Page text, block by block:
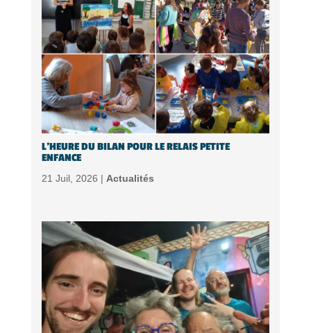
L’HEURE DU BILAN POUR LE RELAIS PETITE
ENFANCE
21 Juil, 2026 | Actualités